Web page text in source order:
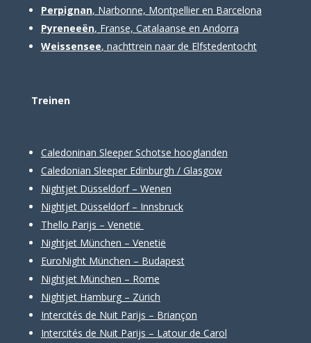
Perpignan, Narbonne, Montpellier en Barcelona
Pyreneeën, Franse, Catalaanse en Andorra
Weissensee, nachttrein naar de Elfstedentocht
Treinen
Caledoninan Sleeper Schotse hooglanden
Caledonian Sleeper Edinburgh / Glasgow
Nightjet Düsseldorf – Wenen
Nightjet Düsseldorf – Innsbruck
Thello Parijs – Venetië
Nightjet München – Venetië
EuroNight München – Budapest
Nightjet München – Rome
Nightjet Hamburg – Zürich
Intercités de Nuit Parijs – Briançon
Intercités de Nuit Parijs – Latour de Carol